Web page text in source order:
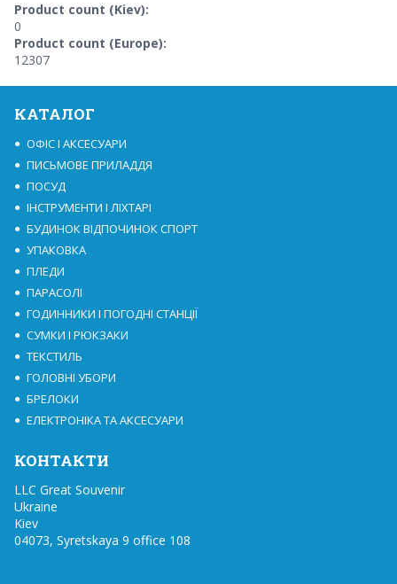
Product count (Kiev):
0
Product count (Europe):
12307
КАТАЛОГ
ОФІС І АКСЕСУАРИ
ПИСЬМОВЕ ПРИЛАДДЯ
ПОСУД
ІНСТРУМЕНТИ І ЛІХТАРІ
БУДИНОК ВІДПОЧИНОК СПОРТ
УПАКОВКА
ПЛЕДИ
ПАРАСОЛІ
ГОДИННИКИ І ПОГОДНІ СТАНЦІЇ
СУМКИ І РЮКЗАКИ
ТЕКСТИЛЬ
ГОЛОВНІ УБОРИ
БРЕЛОКИ
ЕЛЕКТРОНІКА ТА АКСЕСУАРИ
КОНТАКТИ
LLC Great Souvenir
Ukraine
Kiev
04073, Syretskaya 9 office 108